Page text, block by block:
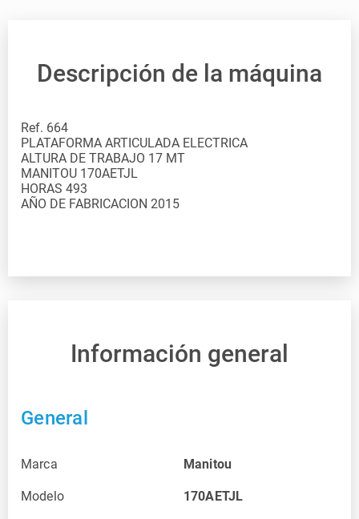
Descripción de la máquina
Ref. 664
PLATAFORMA ARTICULADA ELECTRICA
ALTURA DE TRABAJO 17 MT
MANITOU 170AETJL
HORAS 493
AÑO DE FABRICACION 2015
Información general
General
Marca Manitou
Modelo 170AETJL